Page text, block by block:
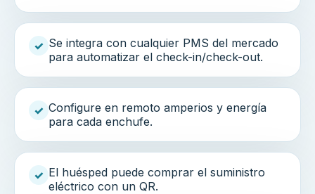
✓ Se integra con cualquier PMS del mercado
para automatizar el check-in/check-out.
✓ Configure en remoto amperios y energía
para cada enchufe.
✓ El huésped puede comprar el suministro
eléctrico con un QR.